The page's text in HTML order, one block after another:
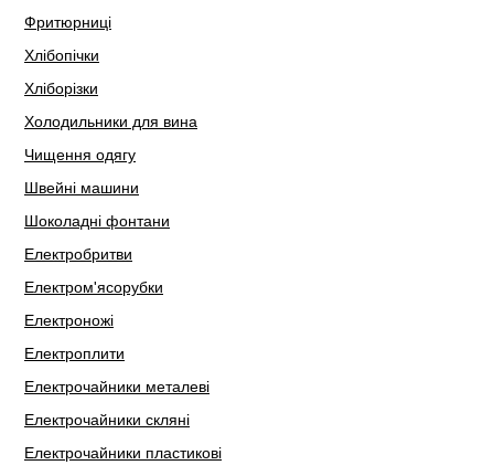
Фритюрниці
Хлібопічки
Хліборізки
Холодильники для вина
Чищення одягу
Швейні машини
Шоколадні фонтани
Електробритви
Електром'ясорубки
Електроножі
Електроплити
Електрочайники металеві
Електрочайники скляні
Електрочайники пластикові